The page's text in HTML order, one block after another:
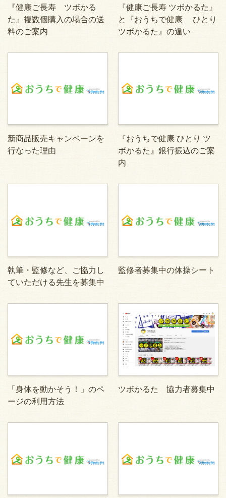
『健康ご長寿 ツボかる
た』複数個購入の場合の送
料のご案内
『健康ご長寿 ツボかるた』
と『おうちで健康 ひとり
ツボかるた』の違い
新商品販売キャンペーンを
行なった理由
『おうちで健康 ひとり ツ
ボかるた』銀行振込のご案
内
執筆・監修など、ご協力し
ていただける先生を募集中
監修者募集中の体操シート
「身体を動かそう！」のペ
ージの利用方法
ツボかるた 協力者募集中